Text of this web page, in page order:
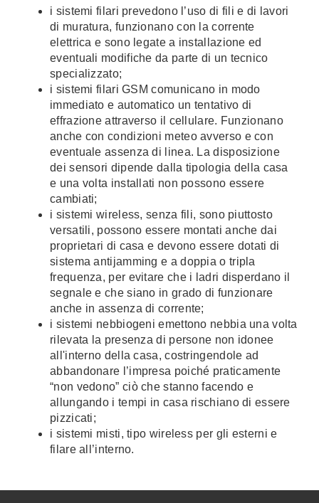
i sistemi filari prevedono l’uso di fili e di lavori
di muratura, funzionano con la corrente
elettrica e sono legate a installazione ed
eventuali modifiche da parte di un tecnico
specializzato;
i sistemi filari GSM comunicano in modo
immediato e automatico un tentativo di
effrazione attraverso il cellulare. Funzionano
anche con condizioni meteo avverso e con
eventuale assenza di linea. La disposizione
dei sensori dipende dalla tipologia della casa
e una volta installati non possono essere
cambiati;
i sistemi wireless, senza fili, sono piuttosto
versatili, possono essere montati anche dai
proprietari di casa e devono essere dotati di
sistema antijamming e a doppia o tripla
frequenza, per evitare che i ladri disperdano il
segnale e che siano in grado di funzionare
anche in assenza di corrente;
i sistemi nebbiogeni emettono nebbia una volta
rilevata la presenza di persone non idonee
all'interno della casa, costringendole ad
abbandonare l’impresa poiché praticamente
“non vedono” ciò che stanno facendo e
allungando i tempi in casa rischiano di essere
pizzicati;
i sistemi misti, tipo wireless per gli esterni e
filare all’interno.